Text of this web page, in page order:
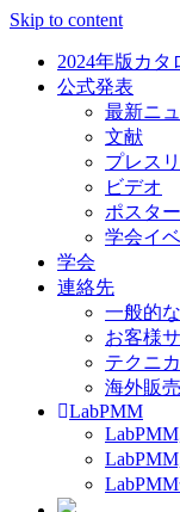
Skip to content
2024年版カタ
公式発表
最新ニ
文献
プレス
ビデオ
ポスター
学会イ
学会
連絡先
一般的
お客様
テクニ
海外販
LabPMM